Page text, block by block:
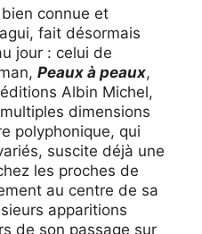
connue et
fait désormais
jour : celui de
Peaux à peaux,
Albin Michel,
dimensions
polyphonique, qui
suscite déjà une
les proches de
au centre de sa
apparitions
de son passage sur